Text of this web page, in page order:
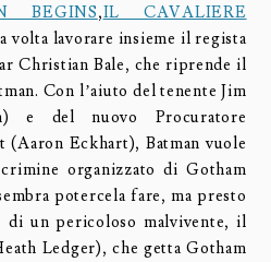
BEGINS,IL CAVALIERE
volta lavorare insieme il regista
Christian Bale, che riprende il
Con l’aiuto del tenente Jim
e del nuovo Procuratore
Eckhart), Batman vuole
organizzato di Gotham
potercela fare, ma presto
un pericoloso malvivente, il
Ledger), che getta Gotham